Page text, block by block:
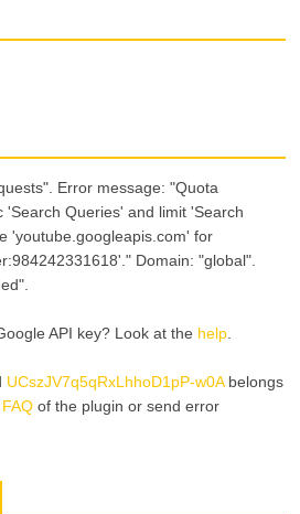
Error message: "Quota
Queries' and limit 'Search
'youtube.googleapis.com' for
Domain: "global".
API key? Look at the help
UCszJV7q5qRxLhhoD1pP-w0Abelongs
FAQ of the plugin or send error